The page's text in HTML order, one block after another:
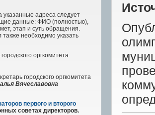
адреса следует
данные: ФИО (полностью),
этап и суть обращения.
необходимо указать
городского оргкомитета
городского оргкомитета
Вячеславовна
первого и второго
советах директоров.